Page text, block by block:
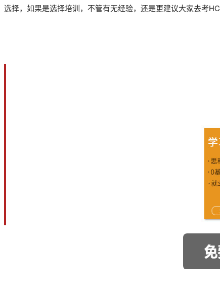
选择，如果是选择培训，不管有无经验，还是更建议大家去考